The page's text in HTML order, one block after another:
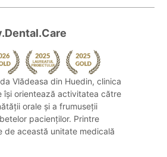
Vlădeasa din Huedin, clinica
își orientează activitatea către
orale și a frumuseții
pacienților. Printre
de această unitate medicală